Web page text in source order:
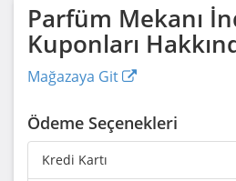
Parfüm Mekanı
Kuponları
Mağazaya Git
Ödeme Seçenekleri
Kredi Kartı